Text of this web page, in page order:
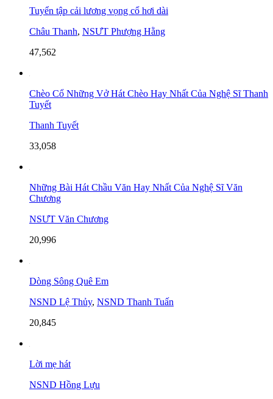
Tuyển tập cải lương vọng cổ hơi dài
Châu Thanh, NSƯT Phượng Hằng
47,562
Chèo Cổ Những Vở Hát Chèo Hay Nhất Của Nghệ Sĩ Thanh
Tuyết
Thanh Tuyết
33,058
Những Bài Hát Chầu Văn Hay Nhất Của Nghệ Sĩ Văn
Chương
NSƯT Văn Chương
20,996
Dòng Sông Quê Em
NSND Lệ Thủy, NSND Thanh Tuấn
20,845
Lời mẹ hát
NSND Hồng Lựu